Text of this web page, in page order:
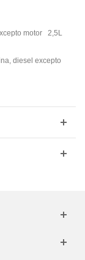
motor 2,5L
diesel excepto